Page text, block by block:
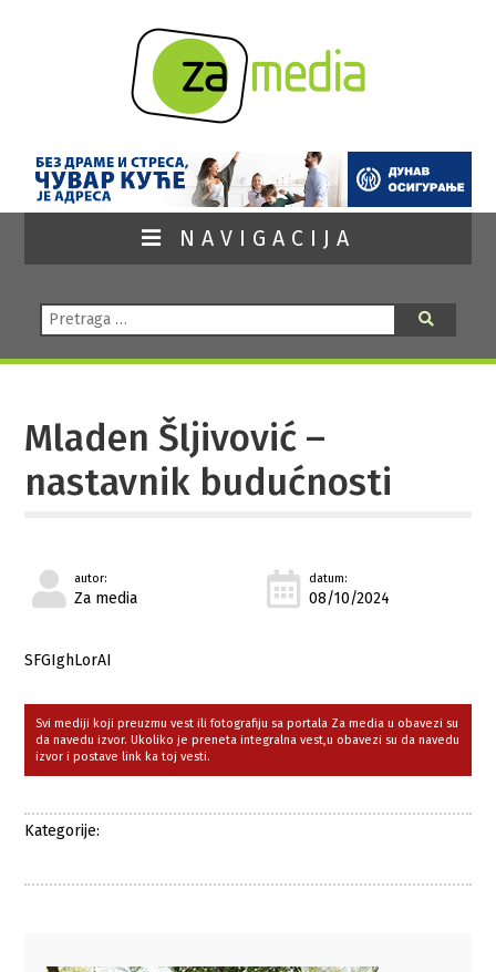
NAVIGACIJA
Pretraga:
Mladen Šljivović –
nastavnik budućnosti
autor:
Za media
datum:
08/10/2024
SFGIghLorAI
Svi mediji koji preuzmu vest ili fotografiju sa portala Za media u obavezi su
da navedu izvor. Ukoliko je preneta integralna vest,u obavezi su da navedu
izvor i postave link ka toj vesti.
Kategorije: